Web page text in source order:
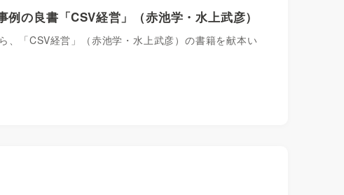
の良書「CSV経営」（赤池学・水上武彦）
、「CSV経営」（赤池学・水上武彦）の書籍を献本い